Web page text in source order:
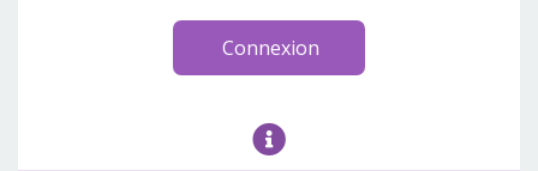
Connexion